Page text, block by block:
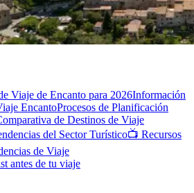
Viaje de Encanto para 2026Información
EncantoProcesos de Planificación
de Destinos de Viaje
del Sector Turístico📺 Recursos
de Viaje
antes de tu viaje